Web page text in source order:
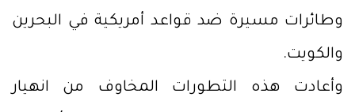
وطائرات مسيرة ضد قواعد أمريكية في البحرين
والكويت.
وأعادت هذه التطورات المخاوف من انهيار